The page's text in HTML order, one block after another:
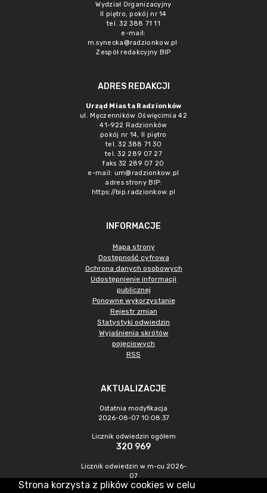
Wydział Organizacyjny
II piętro, pokój nr 14
tel. 32 388 71 11
e-mail:
m.synecka@radzionkow.pl
Zespół redakcyjny BIP
ADRES REDAKCJI
Urząd Miasta Radzionków
ul. Męczenników Oświęcimia 42
41-922 Radzionków
pokój nr 14, II piętro
tel. 32 388 71 30
tel. 32 289 07 27
faks 32 289 07 20
e-mail: um@radzionkow.pl
adres strony BIP:
https://bip.radzionkow.pl
INFORMACJE
Mapa strony
Dostępność cyfrowa
Ochrona danych osobowych
Udostępnienie informacji
publicznej
Ponowne wykorzystanie
Rejestr zmian
Statystyki odwiedzin
Wyjaśnienia skrótów
pojęciowych
RSS
AKTUALIZACJE
Ostatnia modyfikacja
2026-08-07 10:08:37
Licznik odwiedzin ogółem
320 969
Licznik odwiedzin w m-cu 2026-
07
1 028
Strona korzysta z plików cookies w celu